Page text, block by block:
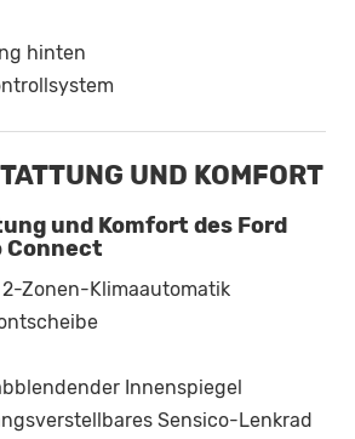
hinten
UND KOMFORT
und Komfort des Ford
Connect
Zonen-Klimaautomatik
Innenspiegel
Sensico-Lenkrad